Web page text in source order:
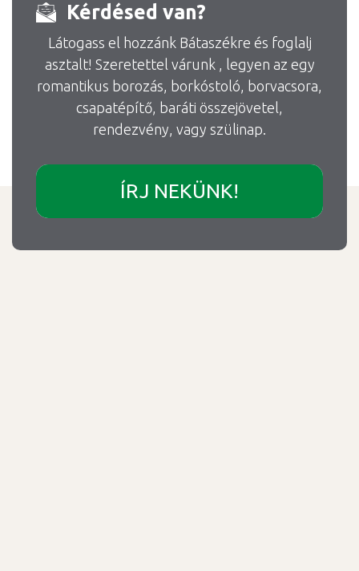
Kérdésed van?
Látogass el hozzánk Bátaszékre és foglalj
asztalt! Szeretettel várunk , legyen az egy
romantikus borozás, borkóstoló, borvacsora,
csapatépítő, baráti összejövetel,
rendezvény, vagy szülinap.
ÍRJ NEKÜNK!